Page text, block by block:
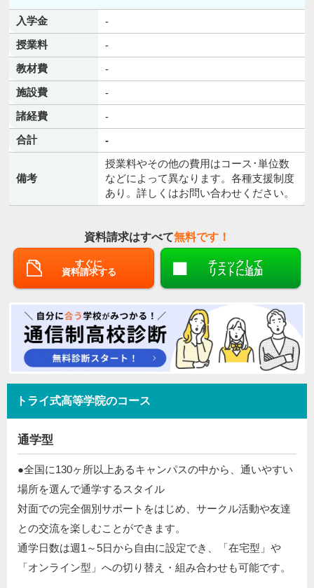
入学金
-
授業料
-
教材費
-
施設費
-
諸経費
-
合計
-
備考
授業料やその他の費用はコース･単位数
などによって異なります。各種支援制度
あり。詳しくはお問い合わせください。
資料請求はすべて無料です！
すぐに
資料請求する
チェックして
リストに追加
トライ式高等学院のコース
通学型
●全国に130ヶ所以上あるキャンパスの中から、通いやすい
場所を選んで通学するスタイル​
対面での完全個別サポートをはじめ、サークル活動や友達
との交流を楽しむことができます。​
通学日数は週1～5日から自由に設定でき、「在宅型」や
「オンライン型」への切り替え・組み合わせも可能です。​​